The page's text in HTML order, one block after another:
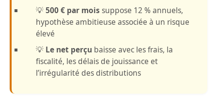
💡500 € par mois suppose 12 % annuels,
hypothèse ambitieuse associée à un risque
élevé
💡 Le net perçu baisse avec les frais, la
fiscalité, les délais de jouissance et
l’irrégularité des distributions